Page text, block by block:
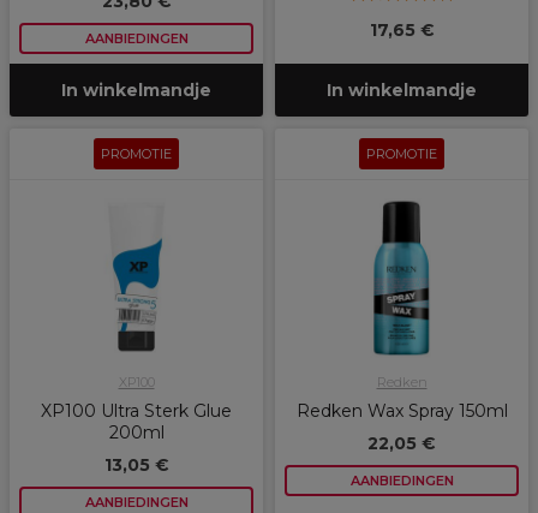
AANBIEDINGEN
In winkelmandje
17,65 €
In winkelmandje
PROMOTIE
XP100
XP100 Ultra Sterk Glue
200ml
13,05 €
AANBIEDINGEN
PROMOTIE
Redken
Redken Wax Spray 150ml
22,05 €
AANBIEDINGEN